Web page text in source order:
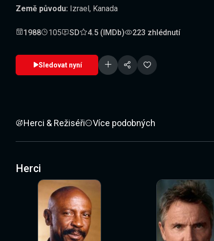
Země původu: Izrael, Kanada
1988 105 SD 4.5 (IMDb) 223 zhlédnutí
Sledovat nyní
Herci & Režiséři Více podobných
Herci